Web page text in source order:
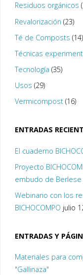
Residuos orgánicos
Revalorización (23)
Té de Composts (14)
Técnicas
Tecnología (35)
Usos (29)
Vermicompost(16)
ENTRADAS
El cuaderno
Proyecto
embudo de Berlese
Webinario con los
BICHOCOMPO julio
ENTRADAS Y
Materiales para
"Gallinaza"